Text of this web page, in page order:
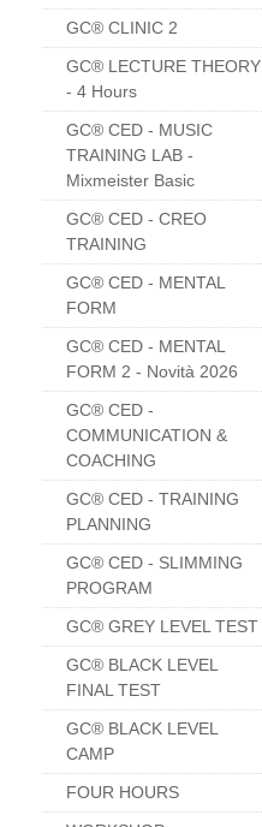
GC® CLINIC 2
GC® LECTURE THEORY
- 4 Hours
GC® CED - MUSIC
TRAINING LAB -
Mixmeister Basic
GC® CED - CREO
TRAINING
GC® CED - MENTAL
FORM
GC® CED - MENTAL
FORM 2 - Novità 2026
GC® CED -
COMMUNICATION &
COACHING
GC® CED - TRAINING
PLANNING
GC® CED - SLIMMING
PROGRAM
GC® GREY LEVEL TEST
GC® BLACK LEVEL
FINAL TEST
GC® BLACK LEVEL
CAMP
FOUR HOURS